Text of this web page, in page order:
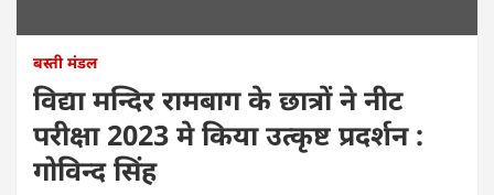
बस्ती मंडल
विद्या मन्दिर रामबाग के छात्रों ने नीट
परीक्षा 2023 मे किया उत्कृष्ट प्रदर्शन :
गोविन्द सिंह